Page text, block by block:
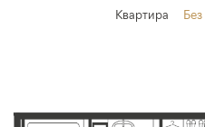
Квартира